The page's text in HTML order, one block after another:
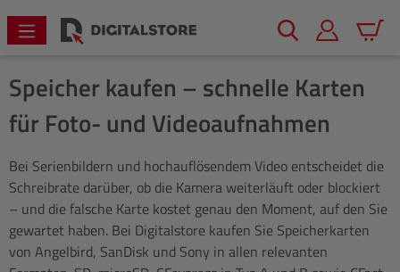
springen
Speicher kaufen – schnelle Karten
für Foto- und Videoaufnahmen
Bei Serienbildern und hochauflösendem Video entscheidet die
Schreibrate darüber, ob die Kamera weiterläuft oder blockiert
– und die falsche Karte kostet genau den Moment, auf den Sie
gewartet haben. Bei Digitalstore kaufen Sie Speicherkarten
von Angelbird, SanDisk und Sony in allen relevanten